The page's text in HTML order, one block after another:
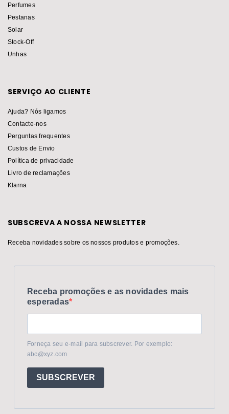
Perfumes
Pestanas
Solar
Stock-Off
Unhas
SERVIÇO AO CLIENTE
Ajuda? Nós ligamos
Contacte-nos
Perguntas frequentes
Custos de Envio
Política de privacidade
Livro de reclamações
Klarna
SUBSCREVA A NOSSA NEWSLETTER
Receba novidades sobre os nossos produtos e promoções.
Receba promoções e as novidades mais
esperadas
Forneça seu e-mail para subscrever. Por exemplo:
abc@xyz.com
SUBSCREVER